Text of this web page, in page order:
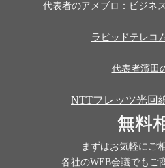
代表者のアメブロ：ビジネ
ラピッドテレコ
代表者濱田
NTTフレッツ光回
無料
まずはお気軽にご
各社のWEB会議でもご